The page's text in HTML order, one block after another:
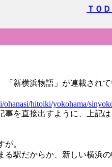
ＴＯ
新横浜物語」が連載されて
hitoiki/yokohama/
事を直接出すように、上記
。
駅だからか、新しい横浜の